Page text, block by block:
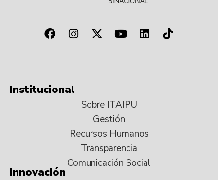
Institucional
Sobre ITAIPU
Gestión
Recursos Humanos
Transparencia
Comunicación Social
Innovación